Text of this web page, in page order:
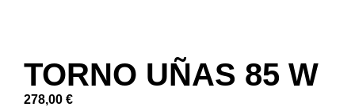
TORNO UÑAS 85 W
278,00 €